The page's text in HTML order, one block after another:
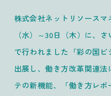
株式会社ネットリソースマ
（水）～30日（木）に、
で行われました「彩の国ビ
出展し、働き方改革関連
テの新機能、「働き方レ